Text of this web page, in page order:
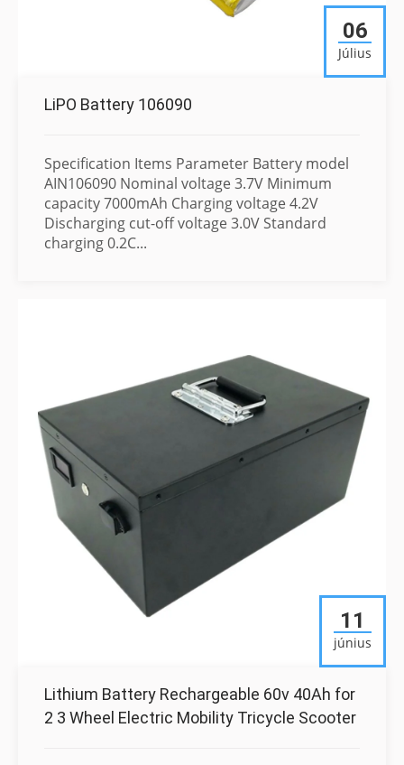
06
Július
LiPO Battery 106090
Specification Items Parameter Battery model
AIN106090 Nominal voltage 3.7V Minimum
capacity 7000mAh Charging voltage 4.2V
Discharging cut-off voltage 3.0V Standard
charging 0.2C...
11
június
Lithium Battery Rechargeable 60v 40Ah for
2 3 Wheel Electric Mobility Tricycle Scooter